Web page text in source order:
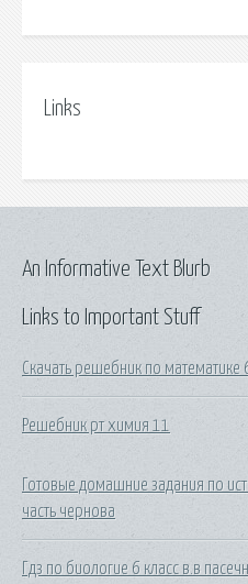
Links
Links to Important Stuff
Скачать решебник по
Решебник рт химия 11
Готовые домашние задания по
часть чернова
Гдз по биологие 6 класс в.в
An Informative Text Blurb